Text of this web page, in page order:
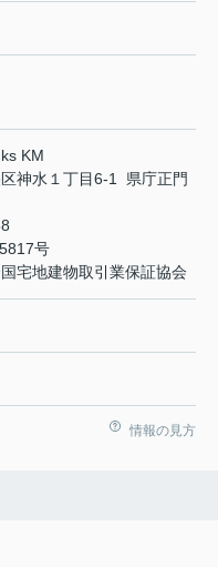
KM
神水１丁目6-1 県庁正門
号
宅地建物取引業保証協会
情報の見方